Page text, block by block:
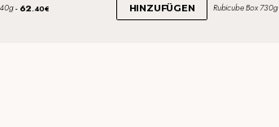
62.40€ HINZUFÜGEN Rubicube Box 730g